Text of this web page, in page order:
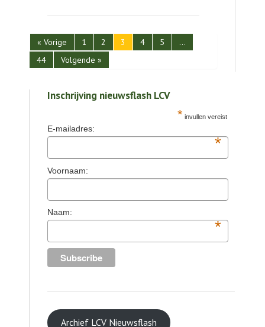
« Vorige 1 2 3 4 5
…
44
Volgende »
Inschrijving nieuwsflash LCV
* invullen vereist
E-mailadres:
*
Voornaam:
Naam:
*
Archief LCV Nieuwsflash